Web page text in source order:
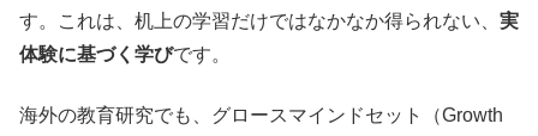
す。これは、机上の学習だけではなかなか得られない、 実
体験に基づく学びです。
海外の教育研究でも、グロースマインドセット（Growth